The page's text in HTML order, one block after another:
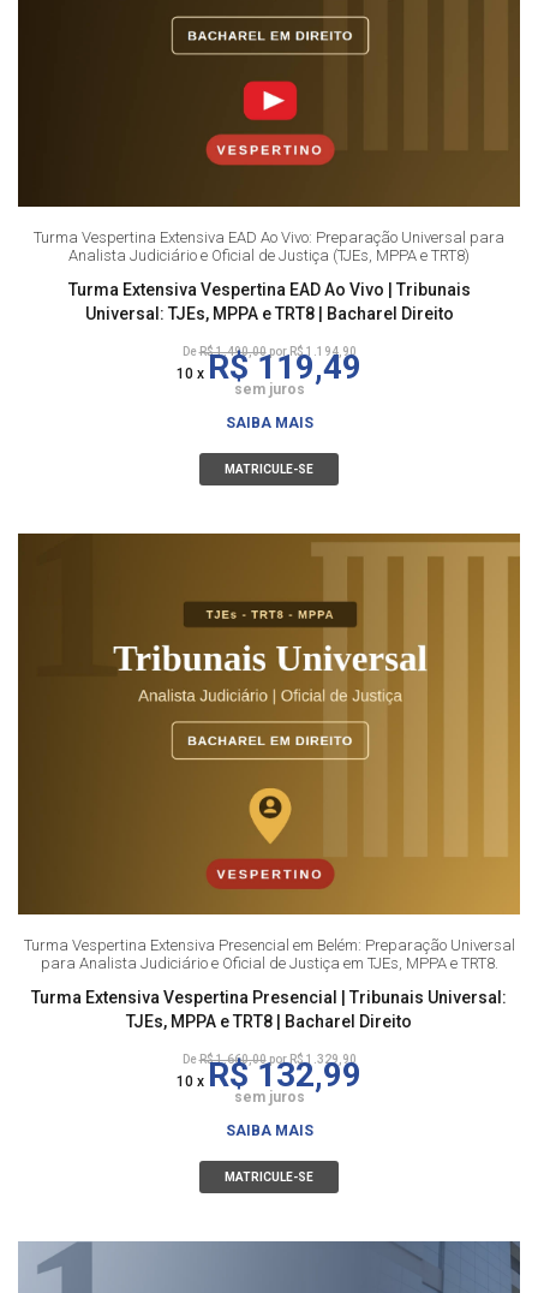
Turma Vespertina Extensiva EAD Ao Vivo: Preparação Universal para
Analista Judiciário e Oficial de Justiça (TJEs, MPPA e TRT8)
Turma Extensiva Vespertina EAD Ao Vivo | Tribunais
Universal: TJEs, MPPA e TRT8 | Bacharel Direito
DeR$ 1.490,00por R$ 1.194,90
10 x R$ 119,49
sem juros
SAIBA MAIS
MATRICULE-SE
Turma Vespertina Extensiva Presencial em Belém: Preparação Universal
para Analista Judiciário e Oficial de Justiça em TJEs, MPPA e TRT8.
Turma Extensiva Vespertina Presencial | Tribunais Universal:
TJEs, MPPA e TRT8 | Bacharel Direito
DeR$ 1.660,00por R$ 1.329,90
10 x R$ 132,99
sem juros
SAIBA MAIS
MATRICULE-SE